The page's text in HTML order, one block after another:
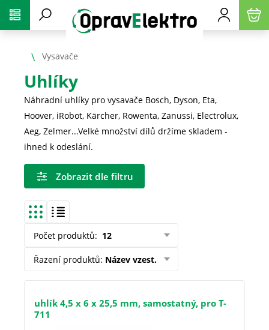
Vysavače
Uhlíky
Náhradní uhlíky pro vysavače Bosch, Dyson, Eta,
Hoover, iRobot, Kärcher, Rowenta, Zanussi, Electrolux,
Aeg, Zelmer...Velké množství dílů držíme skladem -
ihned k odeslání.
Zobrazit dle filtru
Počet produktů: 12
Řazení produktů: Název vzest.
uhlík 4,5 x 6 x 25,5 mm, samostatný, pro T-
711